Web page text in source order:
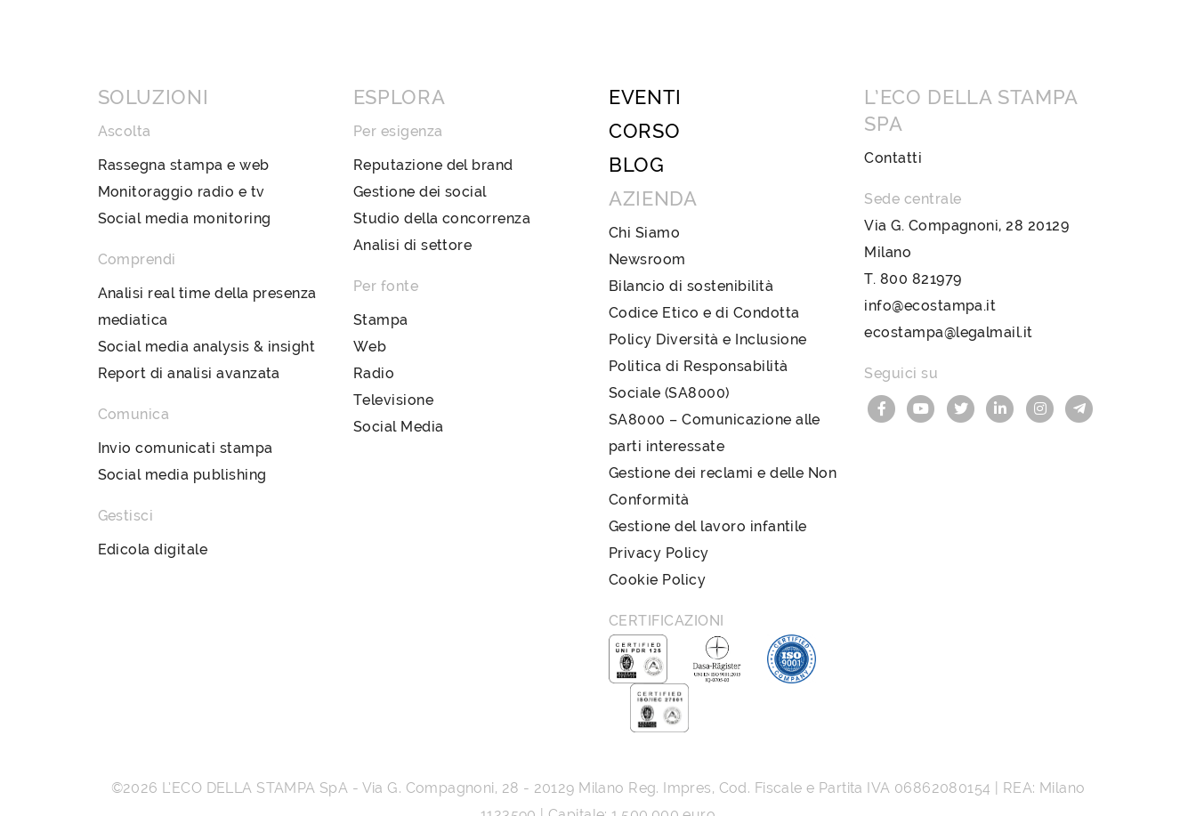
SOLUZIONI
Ascolta
Rassegna stampa e web
Monitoraggio radio e tv
Social media monitoring
Comprendi
Analisi real time della presenza
mediatica
Social media analysis & insight
Report di analisi avanzata
Comunica
Invio comunicati stampa
Social media publishing
Gestisci
Edicola digitale
ESPLORA
Per esigenza
Reputazione del brand
Gestione dei social
Studio della concorrenza
Analisi di settore
Per fonte
Stampa
Web
Radio
Televisione
Social Media
EVENTI
CORSO
BLOG
AZIENDA
Chi Siamo
Newsroom
Bilancio di sostenibilità
Codice Etico e di Condotta
Policy Diversità e Inclusione
Politica di Responsabilità
Sociale (SA8000)
SA8000 – Comunicazione alle
parti interessate
Gestione dei reclami e delle Non
Conformità
Gestione del lavoro infantile
Privacy Policy
Cookie Policy
CERTIFICAZIONI
L’ECO DELLA STAMPA
SPA
Contatti
Sede centrale
Via G. Compagnoni, 28 20129
Milano
T. 800 821979
info@ecostampa.it
ecostampa@legalmail.it
Seguici su
©2026 L’ECO DELLA STAMPA SpA - Via G. Compagnoni, 28 - 20129 Milano Reg. Impres, Cod. Fiscale e Partita IVA 06862080154 | REA: Milano